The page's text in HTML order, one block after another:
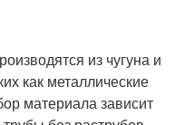
из чугуна и
как металлические
материала зависит